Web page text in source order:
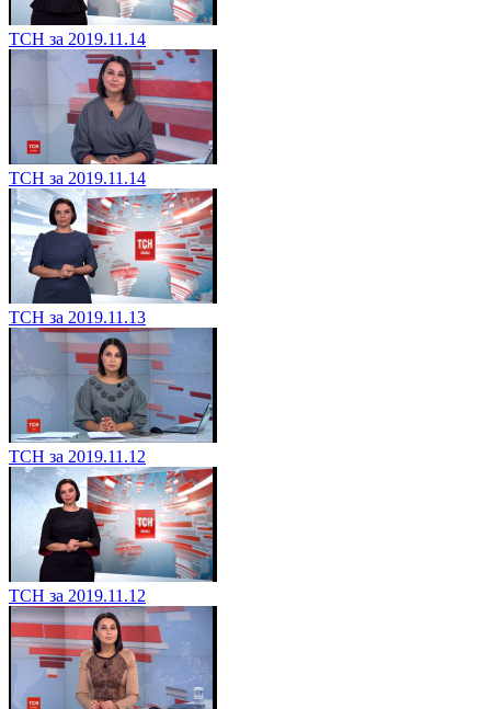
ТСН за 2019.11.14
ТСН за 2019.11.14
ТСН за 2019.11.13
ТСН за 2019.11.12
ТСН за 2019.11.12